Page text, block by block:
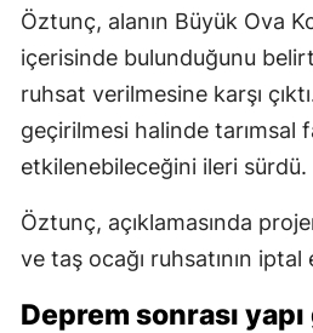
Öztunç, alanın Büyük Ova
içerisinde bulunduğunu
ruhsat verilmesine karşı
geçirilmesi halinde tarımsal
etkilenebileceğini ileri sürdü.
Öztunç, açıklamasında
ve taş ocağı ruhsatının
Deprem sonrası